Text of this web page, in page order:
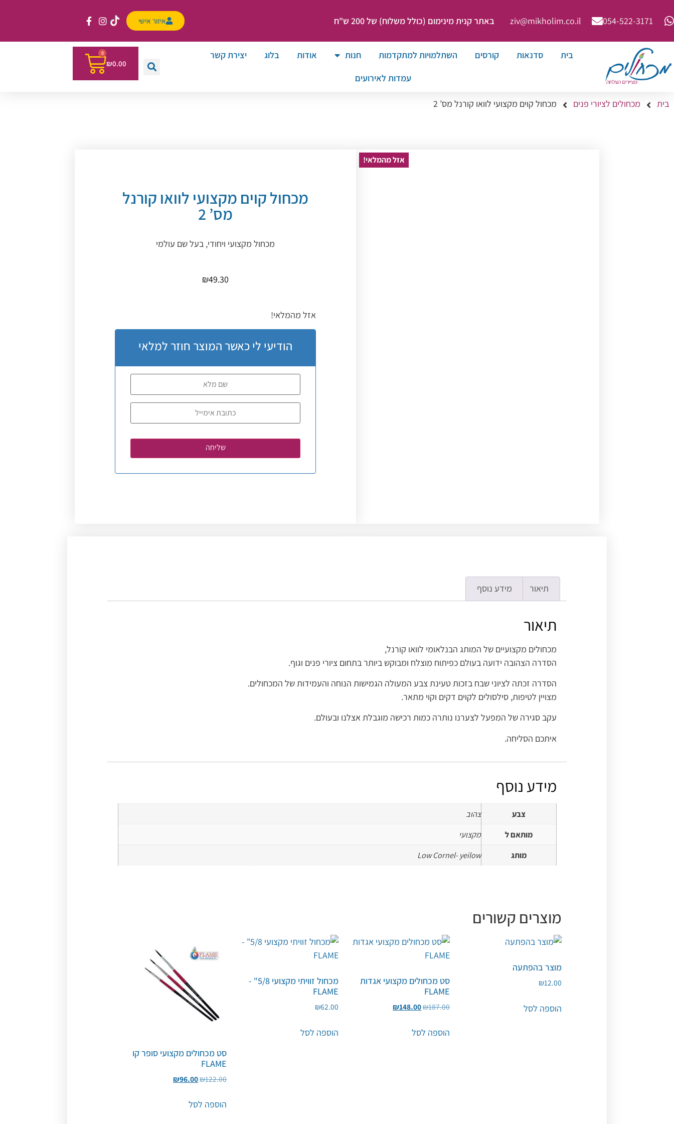
054-522-3171⁩
ziv@mikholim.co.il באתר קנית מינימום (כולל משלוח) של 200 ש"ח איזור אישי
בית סדנאות קורסים השתלמויות למתקדמות חנות אודות בלוג
יצירת קשר
עמדות לאירועים
₪0.00
0
בית מכחולים לציורי פנים מכחול קוים מקצועי לוואו קורנל מס’ 2
אזל מהמלאי!
מכחול קוים מקצועי לוואו קורנל
מס’ 2
מכחול מקצועי ויחודי, בעל שם עולמי
₪49.30
אזל מהמלאי!
הודיעי לי כאשר המוצר חוזר למלאי
תיאור מידע נוסף
תיאור
מכחולים מקצועיים של המותג הבנלאומי לוואו קורנל,
הסדרה הצהובה ידועה בעולם כפיתוח מוצלח ומבוקש ביותר בתחום ציורי פנים וגוף.
הסדרה זכתה לציוני שבח בזכות טעינת צבע המעולה הגמישות הנוחה והעמידות של המכחולים.
מצויין לטיפות, סילסולים לקוים דקים וקוי מתאר.
עקב סגירה של המפעל לצערנו נותרה כמות רכישה מוגבלת אצלנו ובעולם.
איתכם הסליחה.
מידע נוסף
צבע
צהוב
מותאם ל
מקצועי
מותג
Low Cornel- yeilow
מוצרים קשורים
מוצר בהפתעה
₪12.00
הוספה לסל
סט מכחולים מקצועי אגדות
FLAME
₪187.00
₪148.00
הוספה לסל
מכחול זוויתי מקצועי 5/8" -
FLAME
₪62.00
הוספה לסל
סט מכחולים מקצועי סופר קו
FLAME
₪122.00
₪96.00
הוספה לסל